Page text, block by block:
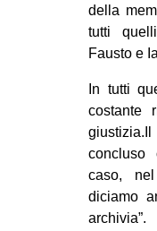
della
tutti
Fausto e
In tutti
costante
giustizia.Il
concluso
caso,
diciamo
archivia”.